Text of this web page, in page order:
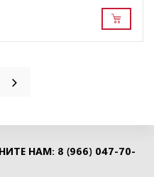
НАМ: 8 (966) 047-70-